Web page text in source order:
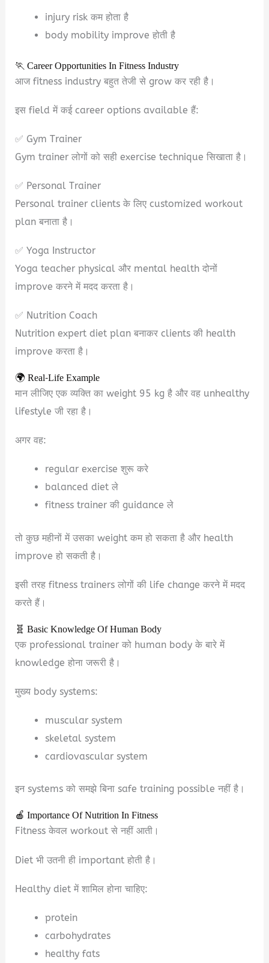
injury risk कम होता है
body mobility improve होती है
🏃 Career Opportunities In Fitness Industry
आज fitness industry बहुत तेजी से grow कर रही है।
इस field में कई career options available हैं:
✅ Gym Trainer
Gym trainer लोगों को सही exercise technique सिखाता है।
✅ Personal Trainer
Personal trainer clients के लिए customized workout
plan बनाता है।
✅ Yoga Instructor
Yoga teacher physical और mental health दोनों
improve करने में मदद करता है।
✅ Nutrition Coach
Nutrition expert diet plan बनाकर clients की health
improve करता है।
🌍 Real-Life Example
मान लीजिए एक व्यक्ति का weight 95 kg है और वह unhealthy
lifestyle जी रहा है।
अगर वह:
regular exercise शुरू करे
balanced diet ले
fitness trainer की guidance ले
तो कुछ महीनों में उसका weight कम हो सकता है और health
improve हो सकती है।
इसी तरह fitness trainers लोगों की life change करने में मदद
करते हैं।
🧬 Basic Knowledge Of Human Body
एक professional trainer को human body के बारे में
knowledge होना जरूरी है।
मुख्य body systems:
muscular system
skeletal system
cardiovascular system
इन systems को समझे बिना safe training possible नहीं है।
🍎 Importance Of Nutrition In Fitness
Fitness केवल workout से नहीं आती।
Diet भी उतनी ही important होती है।
Healthy diet में शामिल होना चाहिए:
protein
carbohydrates
healthy fats